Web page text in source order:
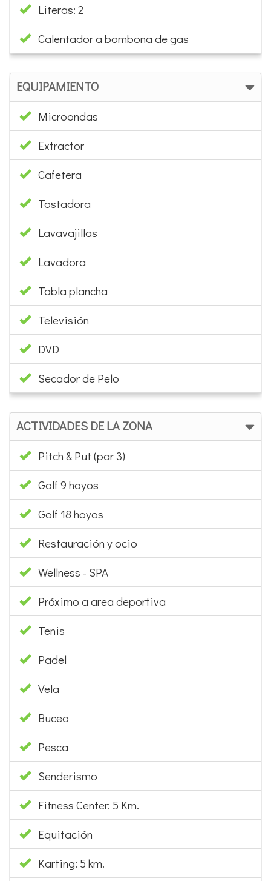
Literas: 2
Calentador a bombona de gas
EQUIPAMIENTO
Microondas
Extractor
Cafetera
Tostadora
Lavavajillas
Lavadora
Tabla plancha
Televisión
DVD
Secador de Pelo
ACTIVIDADES DE LA ZONA
Pitch & Put (par 3)
Golf 9 hoyos
Golf 18 hoyos
Restauración y ocio
Wellness - SPA
Próximo a area deportiva
Tenis
Padel
Vela
Buceo
Pesca
Senderismo
Fitness Center: 5 Km.
Equitación
Karting: 5 km.